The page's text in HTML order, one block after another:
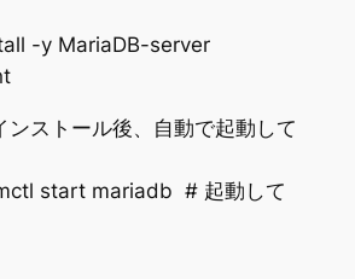
-y MariaDB-server
ストール後、自動で起動して
start mariadb # 起動して